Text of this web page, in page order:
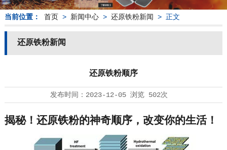
当前位置： 首页 > 新闻中心> 还原铁粉新闻 > 正文
还原铁粉新闻
还原铁粉顺序
发布时间： 2023-12-05浏览 502次
揭秘！还原铁粉的神奇顺序，改变你的生活！